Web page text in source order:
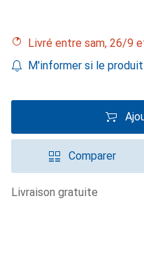
Livré entre sam, 26/9
M'informer si le
Comparer
livraison gratuite